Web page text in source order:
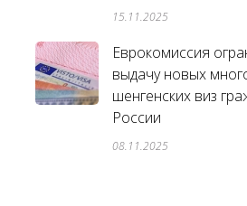
15.11.2025
Еврокомиссия
выдачу новых
шенгенских виз
России
08.11.2025